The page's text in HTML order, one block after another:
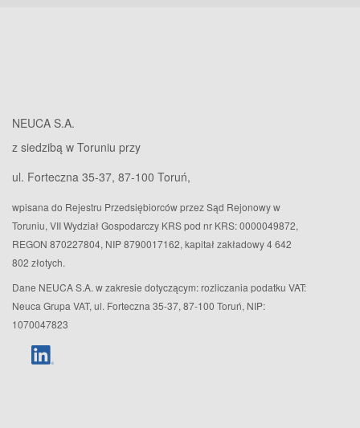
NEUCA S.A.
z siedzibą w Toruniu przy
ul. Forteczna 35-37, 87-100 Toruń,
wpisana do Rejestru Przedsiębiorców przez Sąd Rejonowy w
Toruniu, VII Wydział Gospodarczy KRS pod nr KRS: 0000049872,
REGON 870227804, NIP 8790017162, kapitał zakładowy 4 642
802 złotych.
Dane NEUCA S.A. w zakresie dotyczącym: rozliczania podatku VAT:
Neuca Grupa VAT, ul. Forteczna 35-37, 87-100 Toruń, NIP:
1070047823